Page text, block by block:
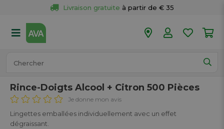
Livraison gratuite à partir de € 35
50 magasins
Rince-Doigts Alcool + Citron 500 Pièces
Je donne mon avis
Lingettes emballées individuellement avec un effet
dégraissant.